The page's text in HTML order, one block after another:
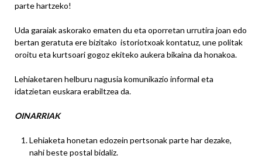
parte hartzeko!
Uda garaiak askorako ematen du eta oporretan urrutira joan edo
bertan geratuta ere bizitako istoriotxoak kontatuz, une politak
oroitu eta kurtsoari gogoz ekiteko aukera bikaina da honakoa.
Lehiaketaren helburu nagusia komunikazio informal eta
idatzietan euskara erabiltzea da.
OINARRIAK
Lehiaketa honetan edozein pertsonak parte har dezake,
nahi beste postal bidaliz.